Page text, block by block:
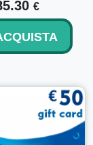
digitale
la conferma del
dalla
€